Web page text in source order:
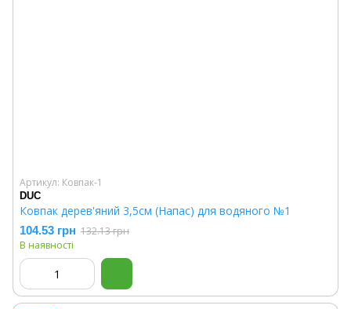
Артикул: Ковпак-1
DUC
Ковпак дерев'яний 3,5см (Напас) для водяного №1
104.53 грн 132.13 грн
В наявності